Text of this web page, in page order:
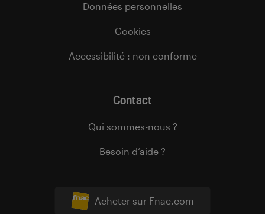
Acheter sur Fnac.com
Données personnelles
Cookies
Accessibilité : non conforme
Contact
Qui sommes-nous ?
Besoin d’aide ?